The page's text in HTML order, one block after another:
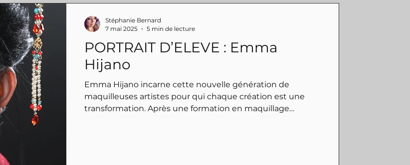
PORTRAIT D’ELEVE : Emma
Hijano
Emma Hijano incarne cette nouvelle génération de
maquilleuses artistes pour qui chaque création est une
transformation. Après une formation en maquillage
Stéphanie Bernard
7 mai 2025
5 min de lecture